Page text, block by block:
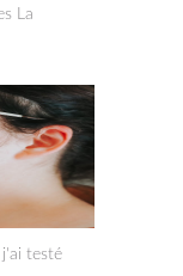
La
testé